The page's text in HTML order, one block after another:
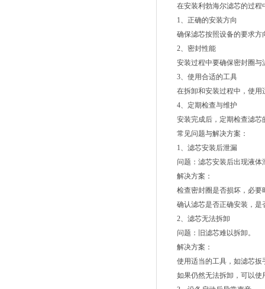
在安装利勃海尔滤芯的过程
1、正确的安装方向
确保滤芯按照设备的要求方
2、密封性能
安装过程中要确保密封圈与
3、使用合适的工具
在拆卸和安装过程中，使用
4、定期检查与维护
安装完成后，定期检查滤芯
常见问题与解决方案：
1、滤芯安装后泄漏
问题：滤芯安装后出现液体
解决方案：
检查密封圈是否损坏，必要
确认滤芯是否正确安装，是
2、滤芯无法拆卸
问题：旧滤芯难以拆卸。
解决方案：
使用适当的工具，如滤芯扳
如果仍然无法拆卸，可以使